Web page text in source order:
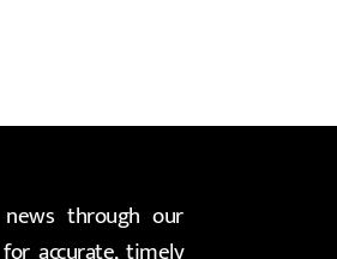
through our